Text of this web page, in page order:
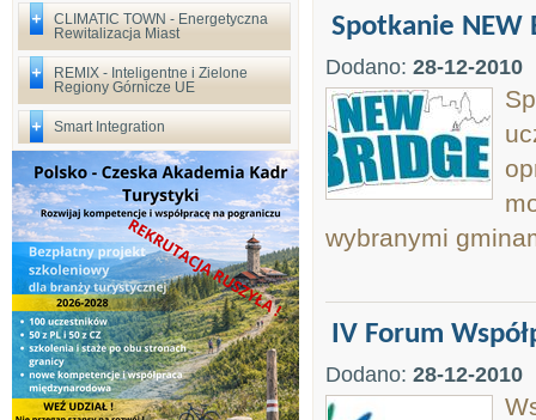
CLIMATIC TOWN - Energetyczna
Rewitalizacja Miast
REMIX - Inteligentne i Zielone
Regiony Górnicze UE
Smart Integration
Spotkanie NEW
Dodano: 28-12-2010
wybranymi
IV Forum
Dodano: 28-12-2010